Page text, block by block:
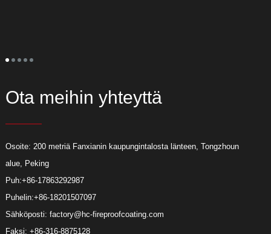
Ota meihin yhteyttä
Osoite: 200 metriä Fanxianin kaupungintalosta länteen, Tongzhoun
alue, Peking
Puh:+86-17863292987
Puhelin:+86-18201507097
Sähköposti: factory@hc-fireproofcoating.com
Faksi: +86-316-8875128